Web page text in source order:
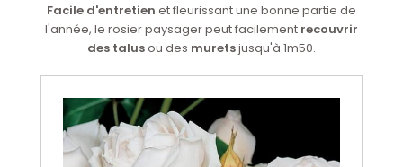
Facile d'entretien et fleurissant une bonne partie de
l'année, le rosier paysager peut facilement recouvrir
des talusou des muretsjusqu'à 1m50.